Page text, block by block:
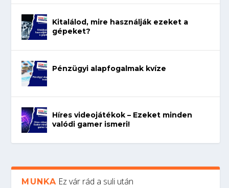
Kitalálod, mire használják ezeket a
gépeket?
Pénzügyi alapfogalmak kvíze
Híres videojátékok – Ezeket minden
valódi gamer ismeri!
MUNKA Ez vár rád a suli után